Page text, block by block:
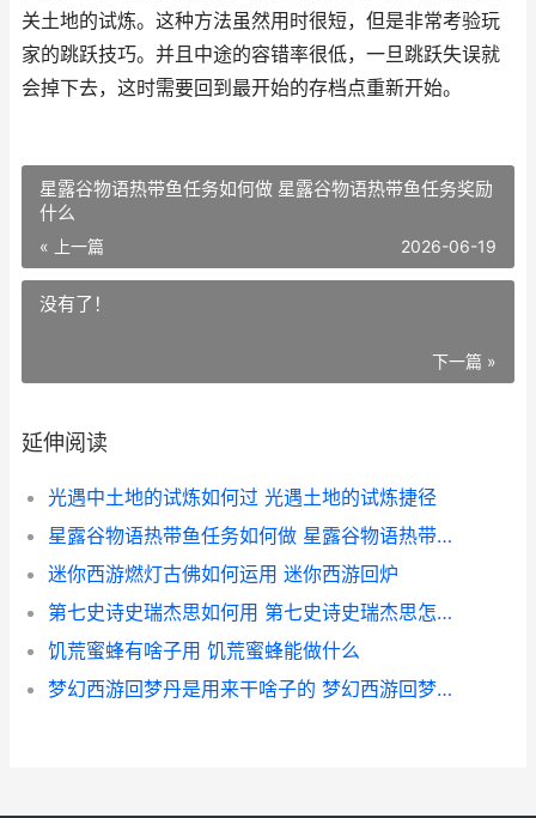
关土地的试炼。这种方法虽然用时很短，但是非常考验玩
家的跳跃技巧。并且中途的容错率很低，一旦跳跃失误就
会掉下去，这时需要回到最开始的存档点重新开始。
星露谷物语热带鱼任务如何做 星露谷物语热带鱼任务奖励
什么
« 上一篇 2026-06-19
没有了！
下一篇 »
延伸阅读
光遇中土地的试炼如何过 光遇土地的试炼捷径
星露谷物语热带鱼任务如何做 星露谷物语热带鱼任务奖励什么
迷你西游燃灯古佛如何运用 迷你西游回炉
第七史诗史瑞杰思如何用 第七史诗史瑞杰思怎么获得
饥荒蜜蜂有啥子用 饥荒蜜蜂能做什么
梦幻西游回梦丹是用来干啥子的 梦幻西游回梦丹在哪领取